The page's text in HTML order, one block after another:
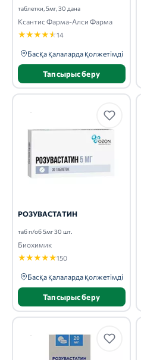
таблетки, 5мг, 30 дана
Ксантис Фарма-Алси Фарма
★★★★★14
Басқа қалаларда қолжетімді
Тапсырыс беру
РОЗУВАСТАТИН
таб п/об 5мг 30 шт.
Биохимик
★★★★★150
Басқа қалаларда қолжетімді
Тапсырыс беру